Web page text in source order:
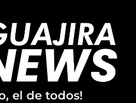
el de todos!